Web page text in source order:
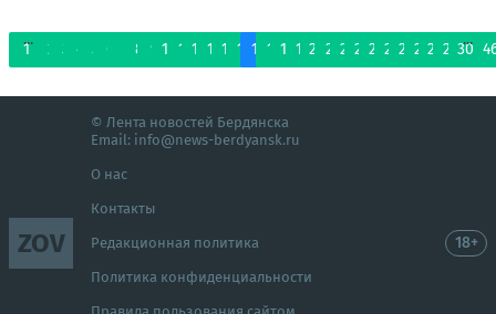
1
...
2 3 4 5 6 8 9 10 11 12 13 14 15 16 17 18192021 222324252627282930
...
ZOV
© Лента новостей Бердянска
Email: info@news-berdyansk.ru
О нас
Контакты
Редакционная политика
Политика конфиденциальности
18+